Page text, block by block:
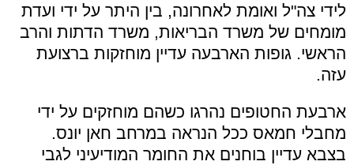
לידי צה"ל ואומת לאחרונה, בין היתר על ידי ועדת
מומחים של משרד הבריאות, משרד הדתות והרב
הראשי. גופות הארבעה עדיין מוחזקות ברצועת
עזה.
ארבעת החטופים נהרגו כשהם מוחזקים על ידי
מחבלי חמאס ככל הנראה במרחב חאן יונס.
בצבא עדיין בוחנים את החומר המודיעיני לגבי